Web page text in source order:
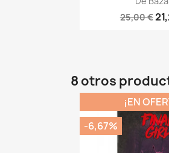
25,00 €
8 otros
¡EN
-6,67%